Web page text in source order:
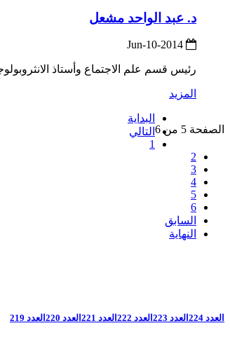
د. عبد الواحد مشعل
رئيس قسم علم الاجتماع وأستاذ
المزيد
الصفحة 5 من 6
البداية
التالي
1
2
3
4
5
6
السابق
النهاية
العدد 224 العدد 223 العدد 222 العدد 221 العدد 220 العدد 219